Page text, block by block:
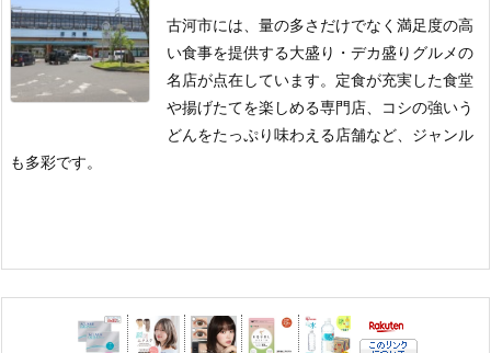
古河市には、量の多さだけでなく満足度の高
い食事を提供する大盛り・デカ盛りグルメの
名店が点在しています。 定食が充実した食堂
や揚げたてを楽しめる専門店、コシの強いう
どんをたっぷり味わえる店舗など、ジャンル
も多彩です。